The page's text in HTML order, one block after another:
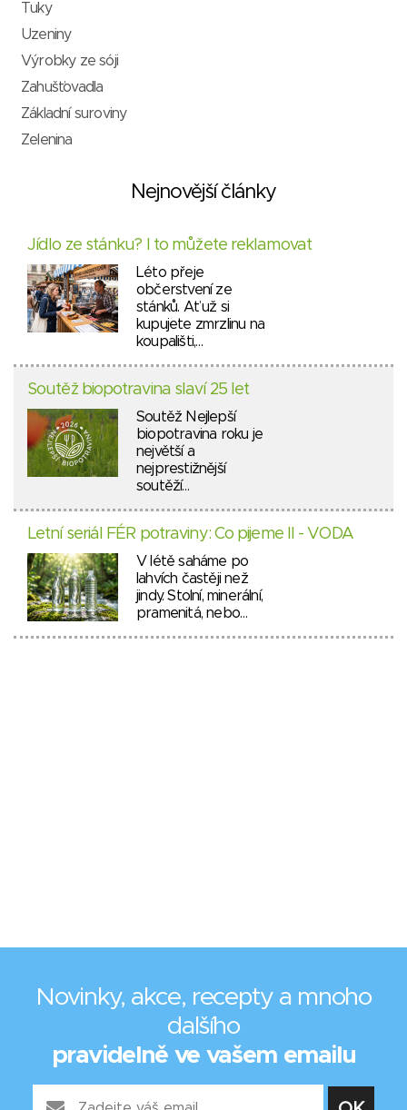
Tuky
Uzeniny
Výrobky ze sóji
Zahušťovadla
Základní suroviny
Zelenina
Nejnovější články
Jídlo ze stánku? I to můžete reklamovat
Léto přeje
občerstvení ze
stánků. Ať už si
kupujete zmrzlinu na
koupališti,…
Soutěž biopotravina slaví 25 let
Soutěž Nejlepší
biopotravina roku je
největší a
nejprestižnější
soutěží…
Letní seriál FÉR potraviny: Co pijeme II - VODA
V létě saháme po
lahvích častěji než
jindy. Stolní, minerální,
pramenitá, nebo…
Novinky, akce, recepty a mnoho
dalšího
pravidelně ve vašem emailu